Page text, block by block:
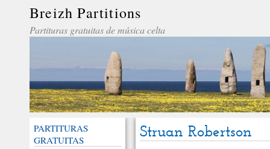
Breizh Partitions
Partituras gratuitas de música celta
PARTITURAS
GRATUITAS
Struan Robertson